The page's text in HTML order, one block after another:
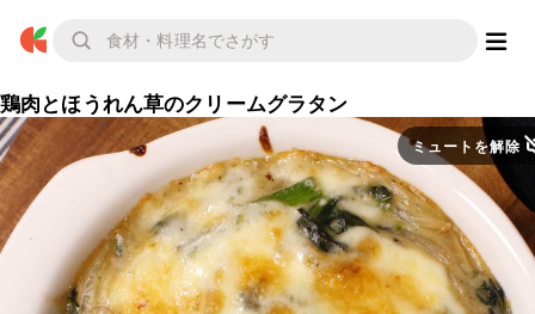
鶏肉とほうれん草のクリームグラタン
ミュートを解除